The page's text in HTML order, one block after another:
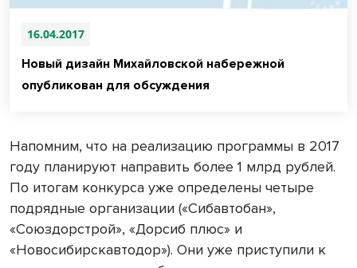
16.04.2017
Новый дизайн Михайловской набережной
опубликован для обсуждения
Напомним, что на реализацию программы в 2017
году планируют направить более 1 млрд рублей.
По итогам конкурса уже определены четыре
подрядные организации («Сибавтобан»,
«Союздорстрой», «Дорсиб плюс» и
«Новосибирскавтодор»). Они уже приступили к